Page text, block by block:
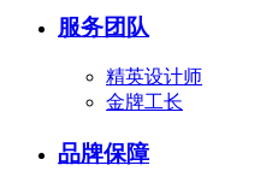
服务团队
精英设计师
金牌工长
品牌保障